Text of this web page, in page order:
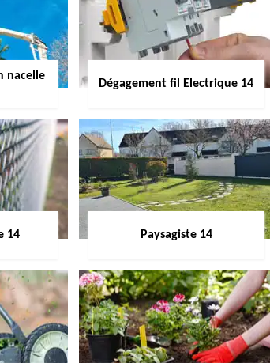
nacelle
Dégagement fil Electrique 14
14 Paysagiste 14